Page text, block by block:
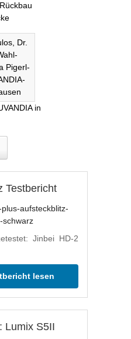
in
Testbericht
Jinbei HD-2
lesen
Lumix S5II